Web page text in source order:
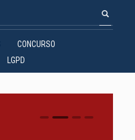
CONCURSO
LGPD
0 1 2